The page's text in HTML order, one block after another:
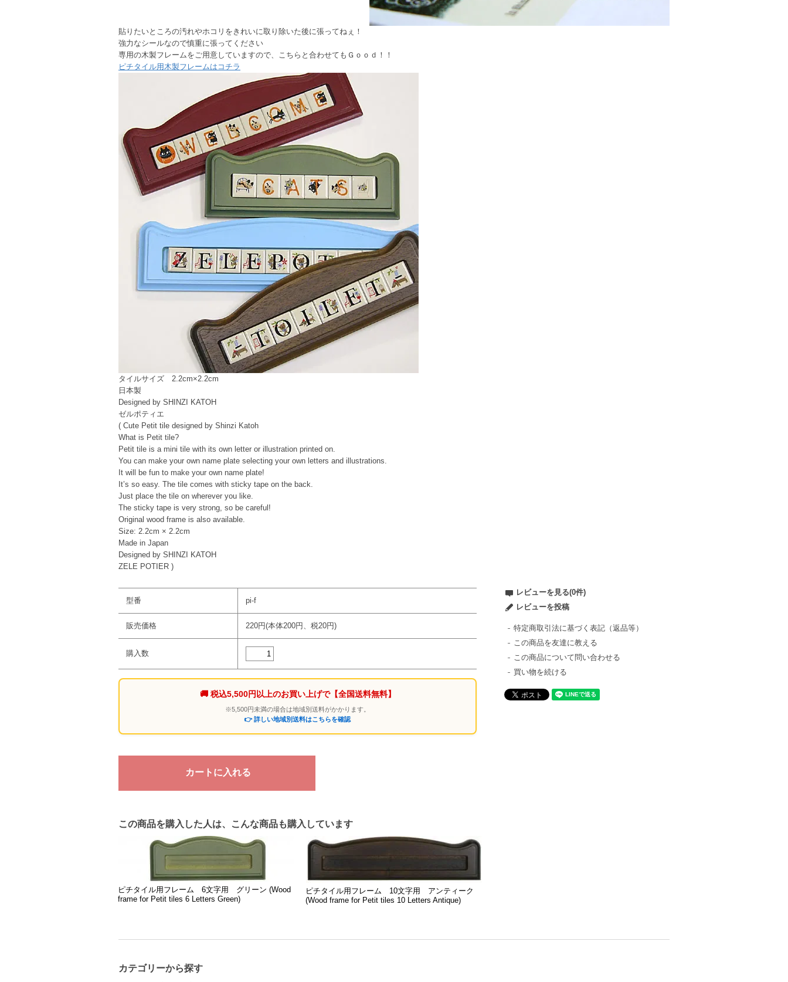
貼りたいところの汚れやホコリをきれいに取り除いた後に張ってねぇ！
強力なシールなので慎重に張ってください
専用の木製フレームをご用意していますので、こちらと合わせてもＧｏｏｄ！！
ピチタイル用木製フレームはコチラ
タイルサイズ 2.2cm×2.2cm
日本製
Designed by SHINZI KATOH
ゼルポティエ
( Cute Petit tile designed by Shinzi Katoh
What is Petit tile?
Petit tile is a mini tile with its own letter or illustration printed on.
You can make your own name plate selecting your own letters and illustrations.
It will be fun to make your own name plate!
It’s so easy. The tile comes with sticky tape on the back.
Just place the tile on wherever you like.
The sticky tape is very strong, so be careful!
Original wood frame is also available.
Size: 2.2cm × 2.2cm
Made in Japan
Designed by SHINZI KATOH
ZELE POTIER )
型番 pi-f
販売価格 220円(本体200円、税20円)
購入数
🚚 税込5,500円以上のお買い上げで【全国送料無料】
※5,500円未満の場合は地域別送料がかかります。
👉 詳しい地域別送料はこちらを確認
レビューを見る(0件)
レビューを投稿
特定商取引法に基づく表記（返品等）
この商品を友達に教える
この商品について問い合わせる
買い物を続ける
この商品を購入した人は、こんな商品も購入しています
ピチタイル用フレーム 6文字用 グリーン (Wood
frame for Petit tiles 6 Letters Green)
ピチタイル用フレーム 10文字用 アンティーク
(Wood frame for Petit tiles 10 Letters Antique)
カテゴリーから探す